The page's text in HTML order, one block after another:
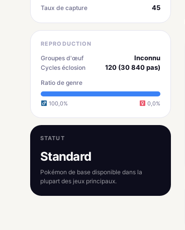
Taux de capture 45
REPRODUCTION
Groupes d'œuf Inconnu
Cycles éclosion 120 (30 840 pas)
Ratio de genre
100,0% 0,0%
STATUT
Standard
Pokémon de base disponible dans la
plupart des jeux principaux.